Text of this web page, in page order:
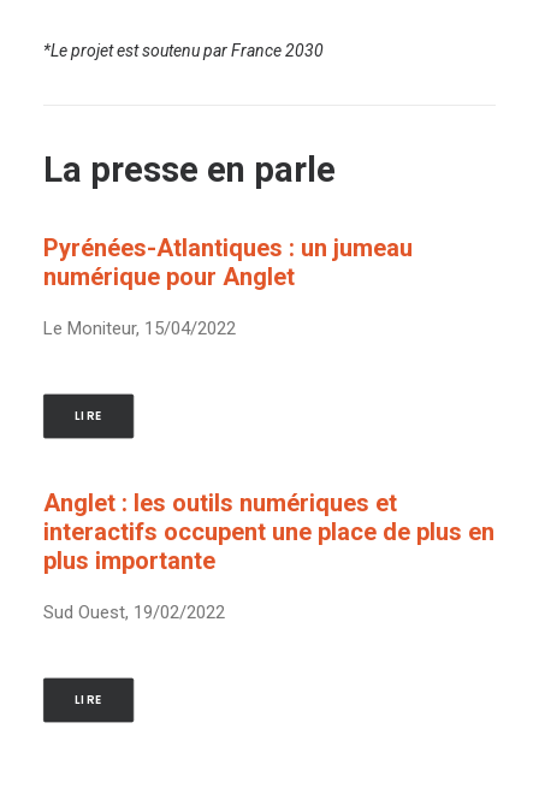
*Le projet est soutenu par France 2030
La presse en parle
Pyrénées-Atlantiques : un jumeau
numérique pour Anglet
Le Moniteur, 15/04/2022
LIRE
Anglet : les outils numériques et
interactifs occupent une place de plus en
plus importante
Sud Ouest, 19/02/2022
LIRE